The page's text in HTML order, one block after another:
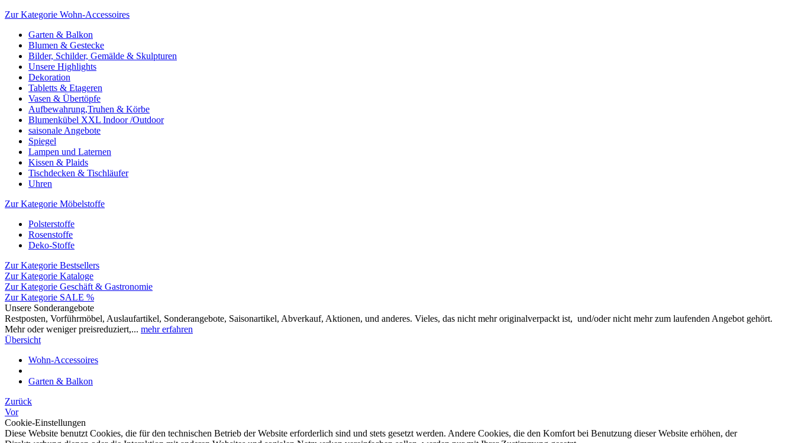
Zur Kategorie Wohn-Accessoires
Garten & Balkon
Blumen & Gestecke
Bilder, Schilder, Gemälde & Skulpturen
Unsere Highlights
Dekoration
Tabletts & Etageren
Vasen & Übertöpfe
Aufbewahrung,Truhen & Körbe
Blumenkübel XXL Indoor /Outdoor
saisonale Angebote
Spiegel
Lampen und Laternen
Kissen & Plaids
Tischdecken & Tischläufer
Uhren
Zur Kategorie Möbelstoffe
Polsterstoffe
Rosenstoffe
Deko-Stoffe
Zur Kategorie Bestsellers
Zur Kategorie Kataloge
Zur Kategorie Geschäft & Gastronomie
Zur Kategorie SALE %
Unsere Sonderangebote
Restposten, Vorführmöbel, Auslaufartikel, Sonderangebote, Saisonartikel, Abverkauf, Aktionen, und anderes. Vieles, das nicht mehr originalverpackt ist, und/oder nicht mehr zum laufenden Angebot gehört.
Mehr oder weniger preisreduziert,... mehr erfahren
Übersicht
Wohn-Accessoires
Garten & Balkon
Zurück
Vor
Cookie-Einstellungen
Diese Website benutzt Cookies, die für den technischen Betrieb der Website erforderlich sind und stets gesetzt werden. Andere Cookies, die den Komfort bei Benutzung dieser Website erhöhen, der